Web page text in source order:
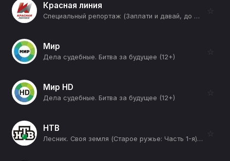
Красная линия
Специальный репортаж (Заплати и давай, до свидания!) (12+)
☆
Мир
Дела судебные. Битва за будущее (12+)
☆
Мир HD
Дела судебные. Битва за будущее (12+)
☆
НТВ
Лесник. Своя земля (Старое ружье: Часть 1-я) (16+)
☆